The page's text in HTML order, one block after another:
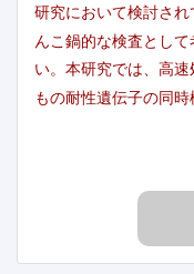
研究において検討さ
んこ鍋的な検査とし
い。本研究では、高
もの耐性遺伝子の同時